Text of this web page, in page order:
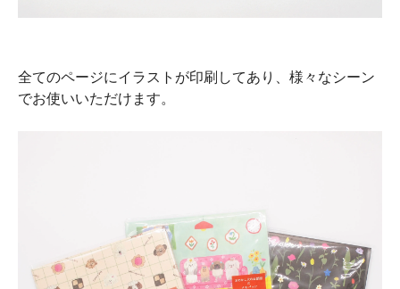
全てのページにイラストが印刷してあり、様々なシーン
でお使いいただけます。